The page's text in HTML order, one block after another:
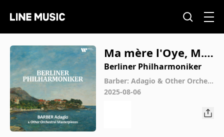
Ma mère l'Oye, M. 6
2: III. Pavane de la
Belle au bois dorma
nt
Berliner Philharmoniker
Barber: Adagio & Other Orchest
ral Masterpieces
2025-08-06